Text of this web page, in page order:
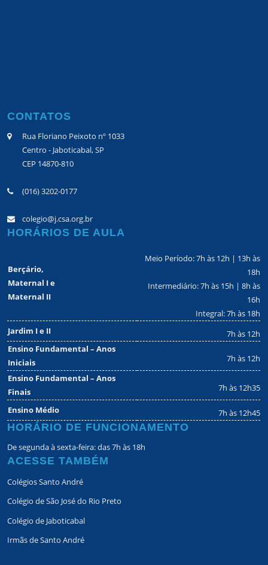
CONTATOS
Rua Floriano Peixoto nº 1033
Centro - Jaboticabal, SP
CEP 14870-810
(016) 3202-0177
colegio@j.csa.org.br
HORÁRIOS DE AULA
Berçário,
Maternal I e
Maternal II
Meio Período: 7h às 12h | 13h às
18h
Intermediário: 7h às 15h | 8h às
16h
Integral: 7h às 18h
Jardim I e II
7h às 12h
Ensino Fundamental – Anos
Iniciais
7h às 12h
Ensino Fundamental – Anos
Finais
7h às 12h35
Ensino Médio 7h às 12h45
HORÁRIO DE FUNCIONAMENTO
De segunda à sexta-feira: das 7h às 18h
ACESSE TAMBÉM
Colégios Santo André
Colégio de São José do Rio Preto
Colégio de Jaboticabal
Irmãs de Santo André